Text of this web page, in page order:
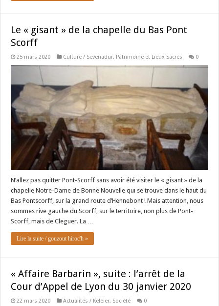
Le « gisant » de la chapelle du Bas Pont
Scorff
25 mars 2020 Culture / Sevenadur, Patrimoine et Lieux Sacrés 0
N’allez pas quitter Pont-Scorff sans avoir été visiter le « gisant » de la
chapelle Notre-Dame de Bonne Nouvelle qui se trouve dans le haut du
Bas Pontscorff, sur la grand route d’Hennebont ! Mais attention, nous
sommes rive gauche du Scorff, sur le territoire, non plus de Pont-
Scorff, mais de Cleguer. La …
Lire la suite / gouzout hiroc'h »
« Affaire Barbarin », suite : l’arrêt de la
Cour d’Appel de Lyon du 30 janvier 2020
22 mars 2020 Actualités / Keleier, Société 0